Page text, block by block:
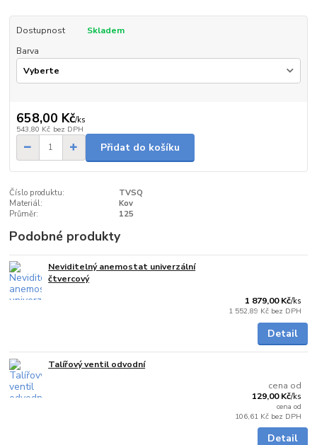
Dostupnost
Skladem
Barva
658,00 Kč/ks
543,80 Kč bez DPH
Přidat do košíku
Číslo produktu:
TVSQ
Materiál:
Kov
Průměr:
125
Podobné produkty
Neviditelný anemostat univerzální
čtvercový
1 879,00 Kč/ks
1 552,89 Kč bez DPH
Detail
Talířový ventil odvodní
cena od
129,00 Kč/ks
cena od
106,61 Kč bez DPH
Detail